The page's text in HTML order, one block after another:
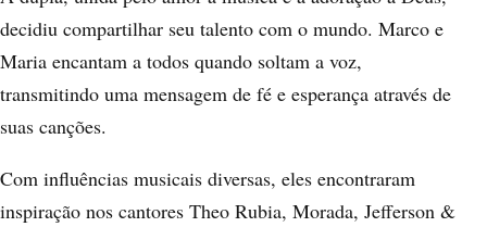
decidiu compartilhar seu talento com o mundo. Marco e
Maria encantam a todos quando soltam a voz,
transmitindo uma mensagem de fé e esperança através de
suas canções.
Com influências musicais diversas, eles encontraram
inspiração nos cantores Theo Rubia, Morada, Jefferson &